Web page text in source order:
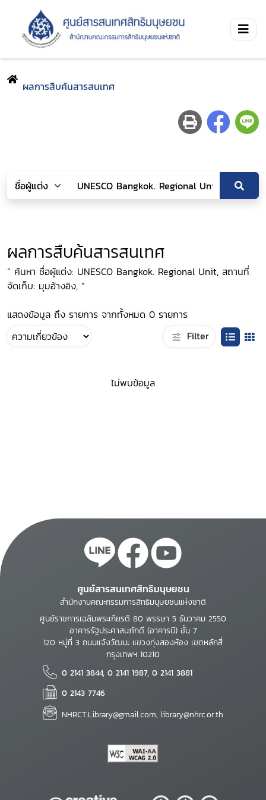
ผลการสืบค้นสารสนเทศ
ผลการสืบค้นสารสนเทศ
“ ค้นหา ชื่อผู้แต่ง: UNESCO Bangkok. Regional Unit, สถานที่
จัดเก็บ: มุมอ้างอิง, ”
แสดงข้อมูล ถึง รายการ จากทั้งหมด 0 รายการ
Filter
ไม่พบข้อมูล
ศูนย์สารสนเทศสิทธิมนุษยชน
สำนักงานคณะกรรมการสิทธิมนุษยชนแห่งชาติ
ศูนย์ราชการเฉลิมพระเกียรติ 80 พรรษา 5 ธันวาคม 2550
อาคารรัฐประศาสนภักดี (อาคารบี) ชั้น 7
120 หมู่ที่ 3 ถนนแจ้งวัฒนะ แขวงทุ่งสองห้อง เขตหลักสี่
กรุงเทพฯ 10210
0 2141 3844, 0 2141 1987, 0 2141 3881
0 2143 7746
NHRCT.Library@gmail.com; library@nhrc.or.th